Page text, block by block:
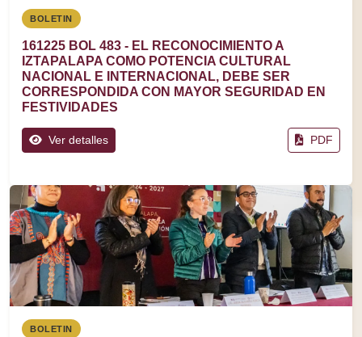
BOLETIN
161225 BOL 483 - EL RECONOCIMIENTO A
IZTAPALAPA COMO POTENCIA CULTURAL
NACIONAL E INTERNACIONAL, DEBE SER
CORRESPONDIDA CON MAYOR SEGURIDAD EN
FESTIVIDADES
Ver detalles PDF
BOLETIN